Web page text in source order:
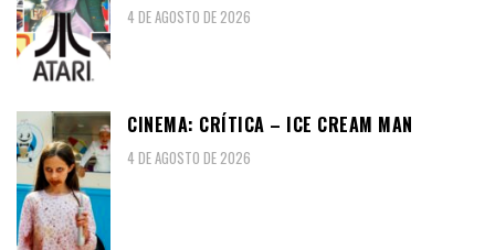
4 DE AGOSTO DE 2026
CINEMA: CRÍTICA – ICE CREAM MAN
4 DE AGOSTO DE 2026